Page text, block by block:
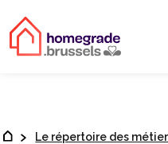
Le répertoire des